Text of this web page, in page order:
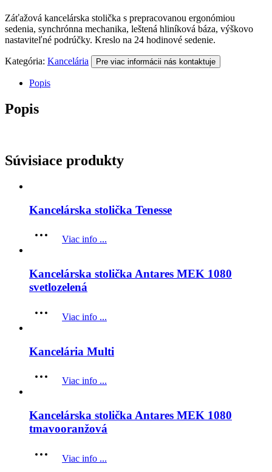
Záťažová kancelárska stolička s prepracovanou ergonómiou
sedenia, synchrónna mechanika, leštená hliníková báza, výškovo
nastaviteľné podrúčky. Kreslo na 24 hodinové sedenie.
Kategória: Kancelária Pre viac informácii nás kontaktuje
Popis
Popis
Súvisiace produkty
Kancelárska stolička Tenesse
Viac info ...
Kancelárska stolička Antares MEK 1080
svetlozelená
Viac info ...
Kancelária Multi
Viac info ...
Kancelárska stolička Antares MEK 1080
tmavooranžová
Viac info ...